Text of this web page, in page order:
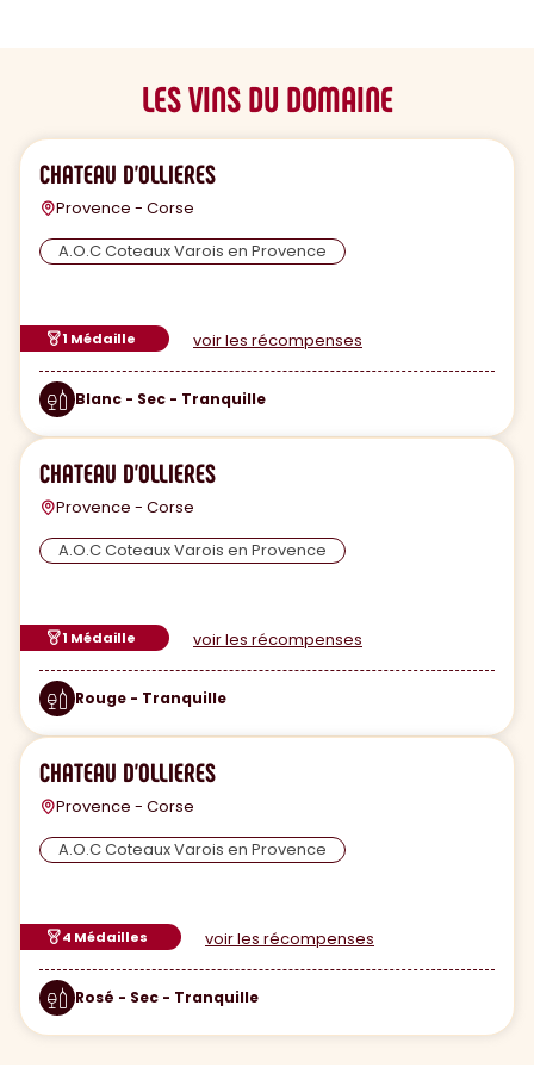
LES VINS DU DOMAINE
CHATEAU D'OLLIERES
Provence - Corse
A.O.C Coteaux Varois en Provence
1 Médaille voir les récompenses
Blanc - Sec - Tranquille
CHATEAU D'OLLIERES
Provence - Corse
A.O.C Coteaux Varois en Provence
1 Médaille voir les récompenses
Rouge - Tranquille
CHATEAU D'OLLIERES
Provence - Corse
A.O.C Coteaux Varois en Provence
4 Médailles voir les récompenses
Rosé - Sec - Tranquille